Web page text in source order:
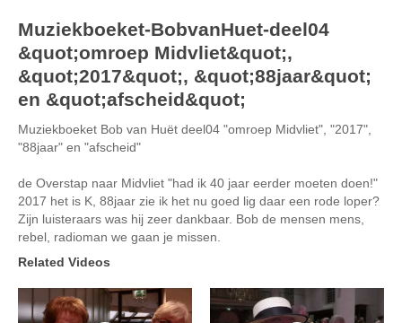
Muziekboeket-BobvanHuet-deel04
&quot;omroep Midvliet&quot;,
&quot;2017&quot;, &quot;88jaar&quot;
en &quot;afscheid&quot;
Muziekboeket Bob van Huët deel04 "omroep Midvliet", "2017",
"88jaar" en "afscheid"
de Overstap naar Midvliet "had ik 40 jaar eerder moeten doen!"
2017 het is K, 88jaar zie ik het nu goed lig daar een rode loper?
Zijn luisteraars was hij zeer dankbaar. Bob de mensen mens,
rebel, radioman we gaan je missen.
Related Videos